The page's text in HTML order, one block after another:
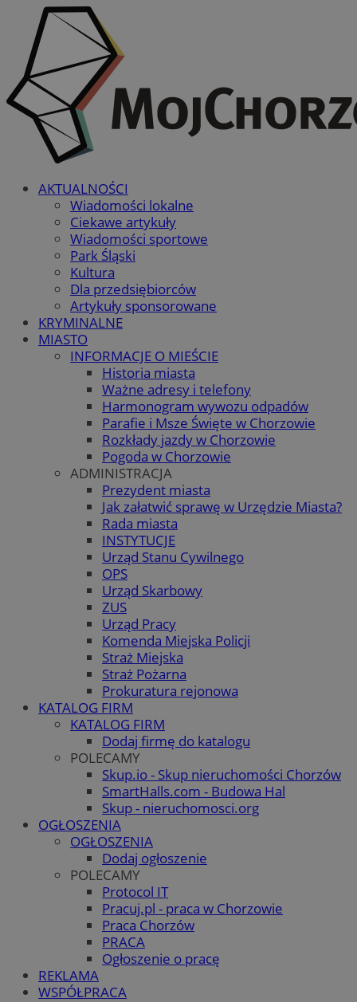
AKTUALNOŚCI
Wiadomości lokalne
Ciekawe artykuły
Wiadomości sportowe
Park Śląski
Kultura
Dla przedsiębiorców
Artykuły sponsorowane
KRYMINALNE
MIASTO
INFORMACJE O MIEŚCIE
Historia miasta
Ważne adresy i telefony
Harmonogram wywozu odpadów
Parafie i Msze Święte w Chorzowie
Rozkłady jazdy w Chorzowie
Pogoda w Chorzowie
ADMINISTRACJA
Prezydent miasta
Jak załatwić sprawę w Urzędzie Miasta?
Rada miasta
INSTYTUCJE
Urząd Stanu Cywilnego
OPS
Urząd Skarbowy
ZUS
Urząd Pracy
Komenda Miejska Policji
Straż Miejska
Straż Pożarna
Prokuratura rejonowa
KATALOG FIRM
KATALOG FIRM
Dodaj firmę do katalogu
POLECAMY
Skup.io - Skup nieruchomości Chorzów
SmartHalls.com - Budowa Hal
Skup - nieruchomosci.org
OGŁOSZENIA
OGŁOSZENIA
Dodaj ogłoszenie
POLECAMY
Protocol IT
Pracuj.pl - praca w Chorzowie
Praca Chorzów
PRACA
Ogłoszenie o pracę
REKLAMA
WSPÓŁPRACA